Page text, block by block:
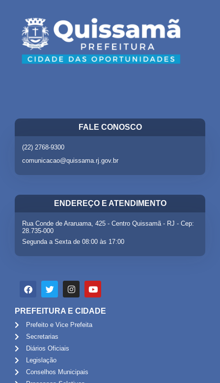
FALE CONOSCO
(22) 2768-9300
comunicacao@quissama.rj.gov.br
ENDEREÇO E ATENDIMENTO
Rua Conde de Araruama, 425 - Centro Quissamã - RJ - Cep:
28.735-000
Segunda a Sexta de 08:00 às 17:00
PREFEITURA E CIDADE
Prefeito e Vice Prefeita
Secretarias
Diários Oficiais
Legislação
Conselhos Municipais